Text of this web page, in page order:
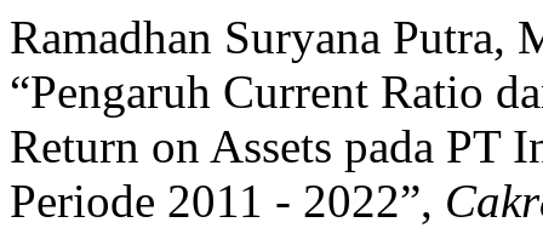
Ramadhan Suryana Putra,
“Pengaruh Current Ratio
Return on Assets pada PT
Periode 2011 - 2022”,